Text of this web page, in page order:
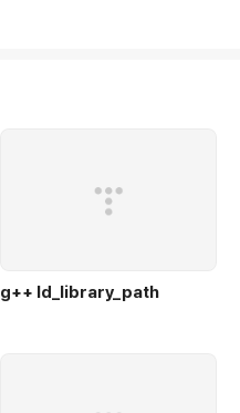
g++ ld_library_path